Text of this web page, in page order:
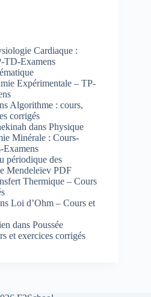
Cardiaque :
TD-Examens
Expérimentale – TP-
Algorithme : cours,
corrigés
dans Physique
Minérale : Cours-
Examens
périodique des
Mendeleïev PDF
Thermique – Cours
Loi d’Ohm – Cours et
dans Poussée
et exercices corrigés